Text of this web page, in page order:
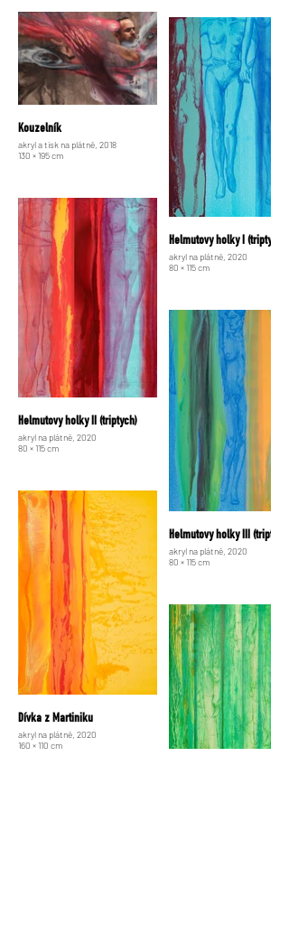
Kouzelník
akryl a tisk na plátně, 2018
130 × 195 cm
Helmutovy holky I (triptych)
akryl na plátně, 2020
80 × 115 cm
Helmutovy holky II (triptych)
akryl na plátně, 2020
80 × 115 cm
Helmutovy holky III (triptych)
akryl na plátně, 2020
80 × 115 cm
Dívka z Martiniku
akryl na plátně, 2020
160 × 110 cm